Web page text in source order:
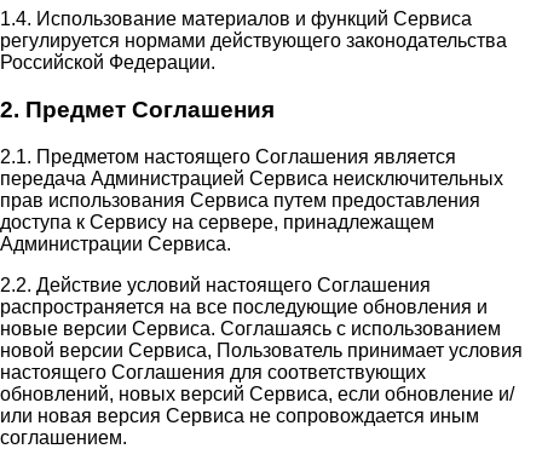
1.4. Использование материалов и функций Сервиса
регулируется нормами действующего законодательства
Российской Федерации.
2. Предмет Соглашения
2.1. Предметом настоящего Соглашения является
передача Администрацией Сервиса неисключительных
прав использования Сервиса путем предоставления
доступа к Сервису на сервере, принадлежащем
Администрации Сервиса.
2.2. Действие условий настоящего Соглашения
распространяется на все последующие обновления и
новые версии Сервиса. Соглашаясь с использованием
новой версии Сервиса, Пользователь принимает условия
настоящего Соглашения для соответствующих
обновлений, новых версий Сервиса, если обновление и/
или новая версия Сервиса не сопровождается иным
соглашением.